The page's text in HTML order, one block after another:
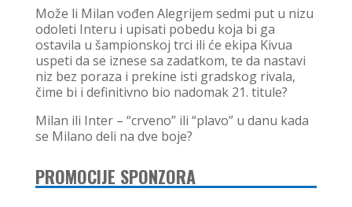
Može li Milan vođen Alegrijem sedmi put u nizu
odoleti Interu i upisati pobedu koja bi ga
ostavila u šampionskoj trci ili će ekipa Kivua
uspeti da se iznese sa zadatkom, te da nastavi
niz bez poraza i prekine isti gradskog rivala,
čime bi i definitivno bio nadomak 21. titule?
Milan ili Inter – “crveno” ili “plavo” u danu kada
se Milano deli na dve boje?
PROMOCIJE SPONZORA